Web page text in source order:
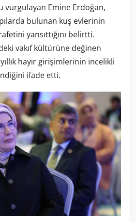
vurgulayan Emine Erdoğan,
bulunan kuş evlerinin
yansıttığını belirtti.
vakıf kültürüne değinen
hayır girişimlerinin incelikli
ifade etti.